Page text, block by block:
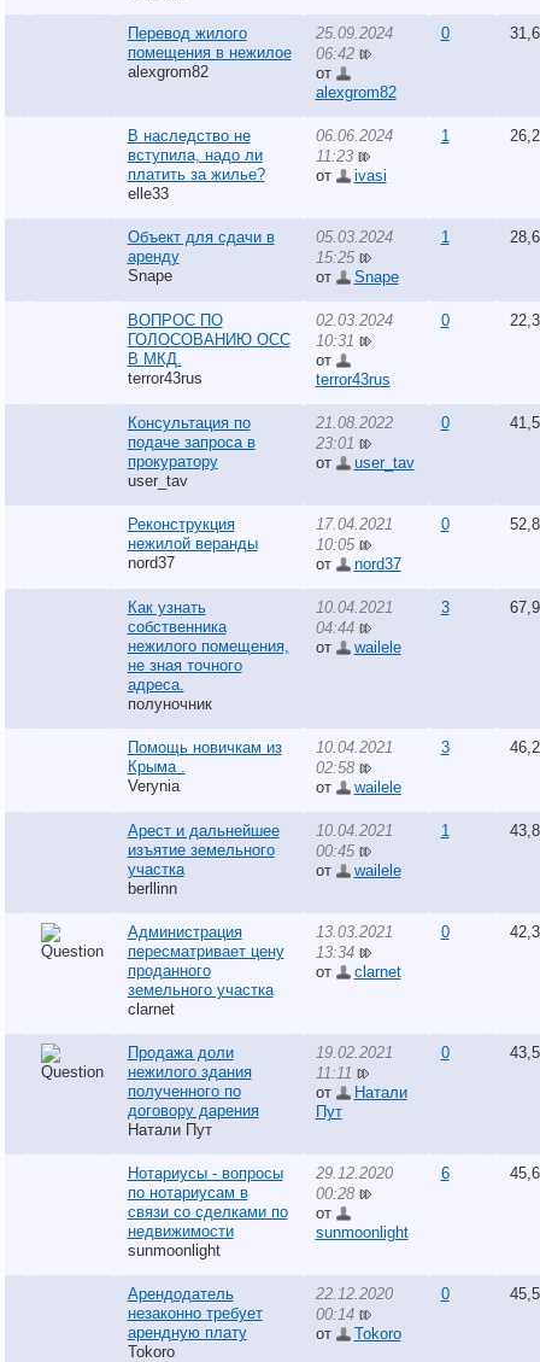
Перевод жилого
помещения в нежилое
alexgrom82
25.09.2024
06:42
от
alexgrom82
0
В наследство не
вступила, надо ли
платить за жилье?
elle33
06.06.2024
11:23
от
ivasi
1
Объект для сдачи в
аренду
Snape
05.03.2024
15:25
от
Snape
1
ВОПРОС ПО
ГОЛОСОВАНИЮ ОСС
В МКД.
terror43rus
02.03.2024
10:31
от
terror43rus
0
Консультация по
подаче запроса в
прокуратору
user_tav
21.08.2022
23:01
от
user_tav
0
Реконструкция
нежилой веранды
nord37
17.04.2021
10:05
от
nord37
0
Как узнать
собственника
нежилого помещения,
не зная точного
адреса.
полуночник
10.04.2021
04:44
от
wailele
3
Помощь новичкам из
Крыма .
Verynia
10.04.2021
02:58
от
wailele
3
Арест и дальнейшее
изъятие земельного
участка
berllinn
10.04.2021
00:45
от
wailele
1
Администрация
пересматривает цену
проданного
земельного участка
clarnet
13.03.2021
13:34
от
clarnet
0
Продажа доли
нежилого здания
полученного по
договору дарения
Натали Пут
19.02.2021
11:11
от
Натали
Пут
0
Нотариусы - вопросы
по нотариусам в
связи со сделками по
недвижимости
sunmoonlight
29.12.2020
00:28
от
sunmoonlight
6
Арендодатель
незаконно требует
арендную плату
Tokoro
22.12.2020
00:14
от
Tokoro
0